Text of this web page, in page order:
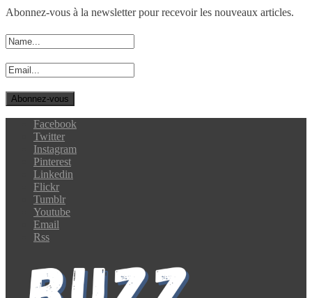
Abonnez-vous à la newsletter pour recevoir les nouveaux articles.
Facebook
Twitter
Instagram
Pinterest
Linkedin
Flickr
Tumblr
Youtube
Email
Rss